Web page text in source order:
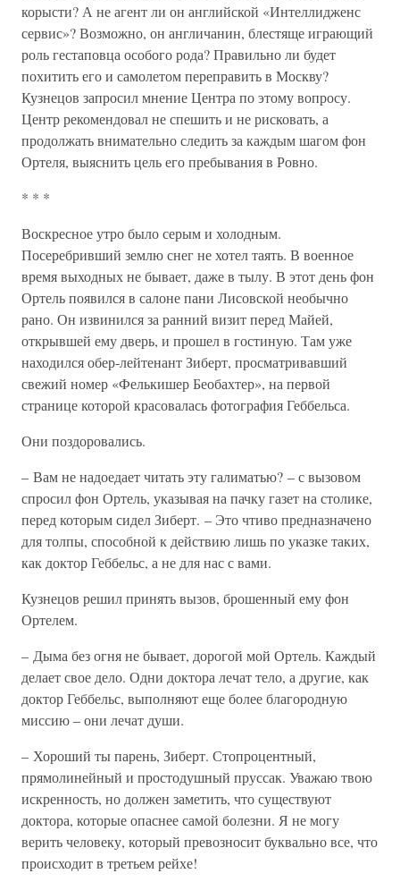
корысти? А не агент ли он английской «Интеллидженс
сервис»? Возможно, он англичанин, блестяще играющий
роль гестаповца особого рода? Правильно ли будет
похитить его и самолетом переправить в Москву?
Кузнецов запросил мнение Центра по этому вопросу.
Центр рекомендовал не спешить и не рисковать, а
продолжать внимательно следить за каждым шагом фон
Ортеля, выяснить цель его пребывания в Ровно.
* * *
Воскресное утро было серым и холодным.
Посеребривший землю снег не хотел таять. В военное
время выходных не бывает, даже в тылу. В этот день фон
Ортель появился в салоне пани Лисовской необычно
рано. Он извинился за ранний визит перед Майей,
открывшей ему дверь, и прошел в гостиную. Там уже
находился обер-лейтенант Зиберт, просматривавший
свежий номер «Фелькишер Беобахтер», на первой
странице которой красовалась фотография Геббельса.
Они поздоровались.
– Вам не надоедает читать эту галиматью? – с вызовом
спросил фон Ортель, указывая на пачку газет на столике,
перед которым сидел Зиберт. – Это чтиво предназначено
для толпы, способной к действию лишь по указке таких,
как доктор Геббельс, а не для нас с вами.
Кузнецов решил принять вызов, брошенный ему фон
Ортелем.
– Дыма без огня не бывает, дорогой мой Ортель. Каждый
делает свое дело. Одни доктора лечат тело, а другие, как
доктор Геббельс, выполняют еще более благородную
миссию – они лечат души.
– Хороший ты парень, Зиберт. Стопроцентный,
прямолинейный и простодушный пруссак. Уважаю твою
искренность, но должен заметить, что существуют
доктора, которые опаснее самой болезни. Я не могу
верить человеку, который превозносит буквально все, что
происходит в третьем рейхе!